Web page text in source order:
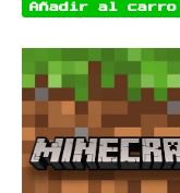
Añadir al carro